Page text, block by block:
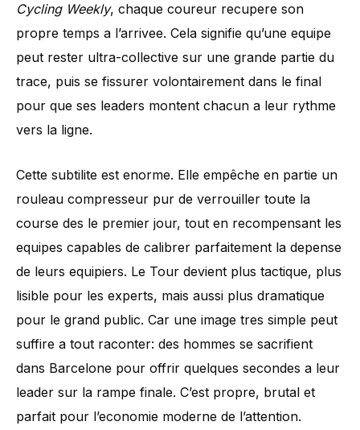
Cycling Weekly, chaque coureur recupere son
propre temps a l’arrivee. Cela signifie qu’une equipe
peut rester ultra-collective sur une grande partie du
trace, puis se fissurer volontairement dans le final
pour que ses leaders montent chacun a leur rythme
vers la ligne.
Cette subtilite est enorme. Elle empêche en partie un
rouleau compresseur pur de verrouiller toute la
course des le premier jour, tout en recompensant les
equipes capables de calibrer parfaitement la depense
de leurs equipiers. Le Tour devient plus tactique, plus
lisible pour les experts, mais aussi plus dramatique
pour le grand public. Car une image tres simple peut
suffire a tout raconter: des hommes se sacrifient
dans Barcelone pour offrir quelques secondes a leur
leader sur la rampe finale. C’est propre, brutal et
parfait pour l’economie moderne de l’attention.